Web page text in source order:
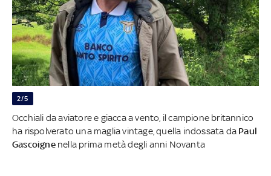
2/5
Occhiali da aviatore e giacca a vento, il campione britannico
ha rispolverato una maglia vintage, quella indossata da Paul
Gascoignenella prima metà degli anni Novanta